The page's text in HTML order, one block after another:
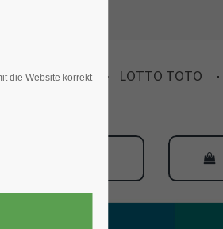
POST LOTTO TOTO
die Website korrekt